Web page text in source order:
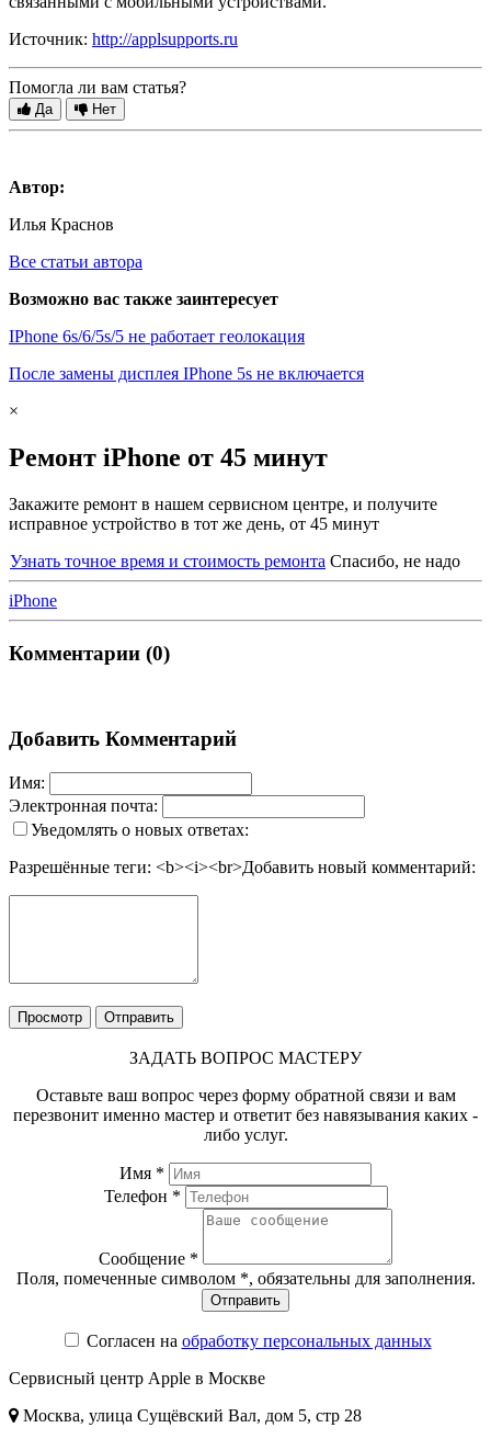
Источник: http://applsupports.ru
Помогла ли вам статья?
Да Нет
Автор:
Илья Краснов
Все статьи автора
Возможно вас также заинтересует
IPhone 6s/6/5s/5 не работает геолокация
После замены дисплея IPhone 5s не включается
×
Ремонт iPhone от 45 минут
Закажите ремонт в нашем сервисном центре, и получите
исправное устройство в тот же день, от 45 минут
Узнать точное время и стоимость ремонта Спасибо, не надо
iPhone
Комментарии (0)
Добавить Комментарий
Имя:
Электронная почта:
Уведомлять о новых ответах:
Разрешённые теги: <b><i><br>Добавить новый комментарий:
Просмотр Отправить
ЗАДАТЬ ВОПРОС МАСТЕРУ
Оставьте ваш вопрос через форму обратной связи и вам
перезвонит именно мастер и ответит без навязывания каких -
либо услуг.
Имя *
Телефон *
Сообщение *
Поля, помеченные символом *, обязательны для заполнения.
Согласен на обработку персональных данных
Сервисный центр Apple в Москве
Москва, улица Сущёвский Вал, дом 5, стр 28